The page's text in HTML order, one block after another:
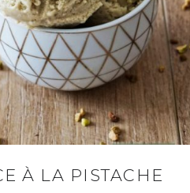
À LA PISTACHE